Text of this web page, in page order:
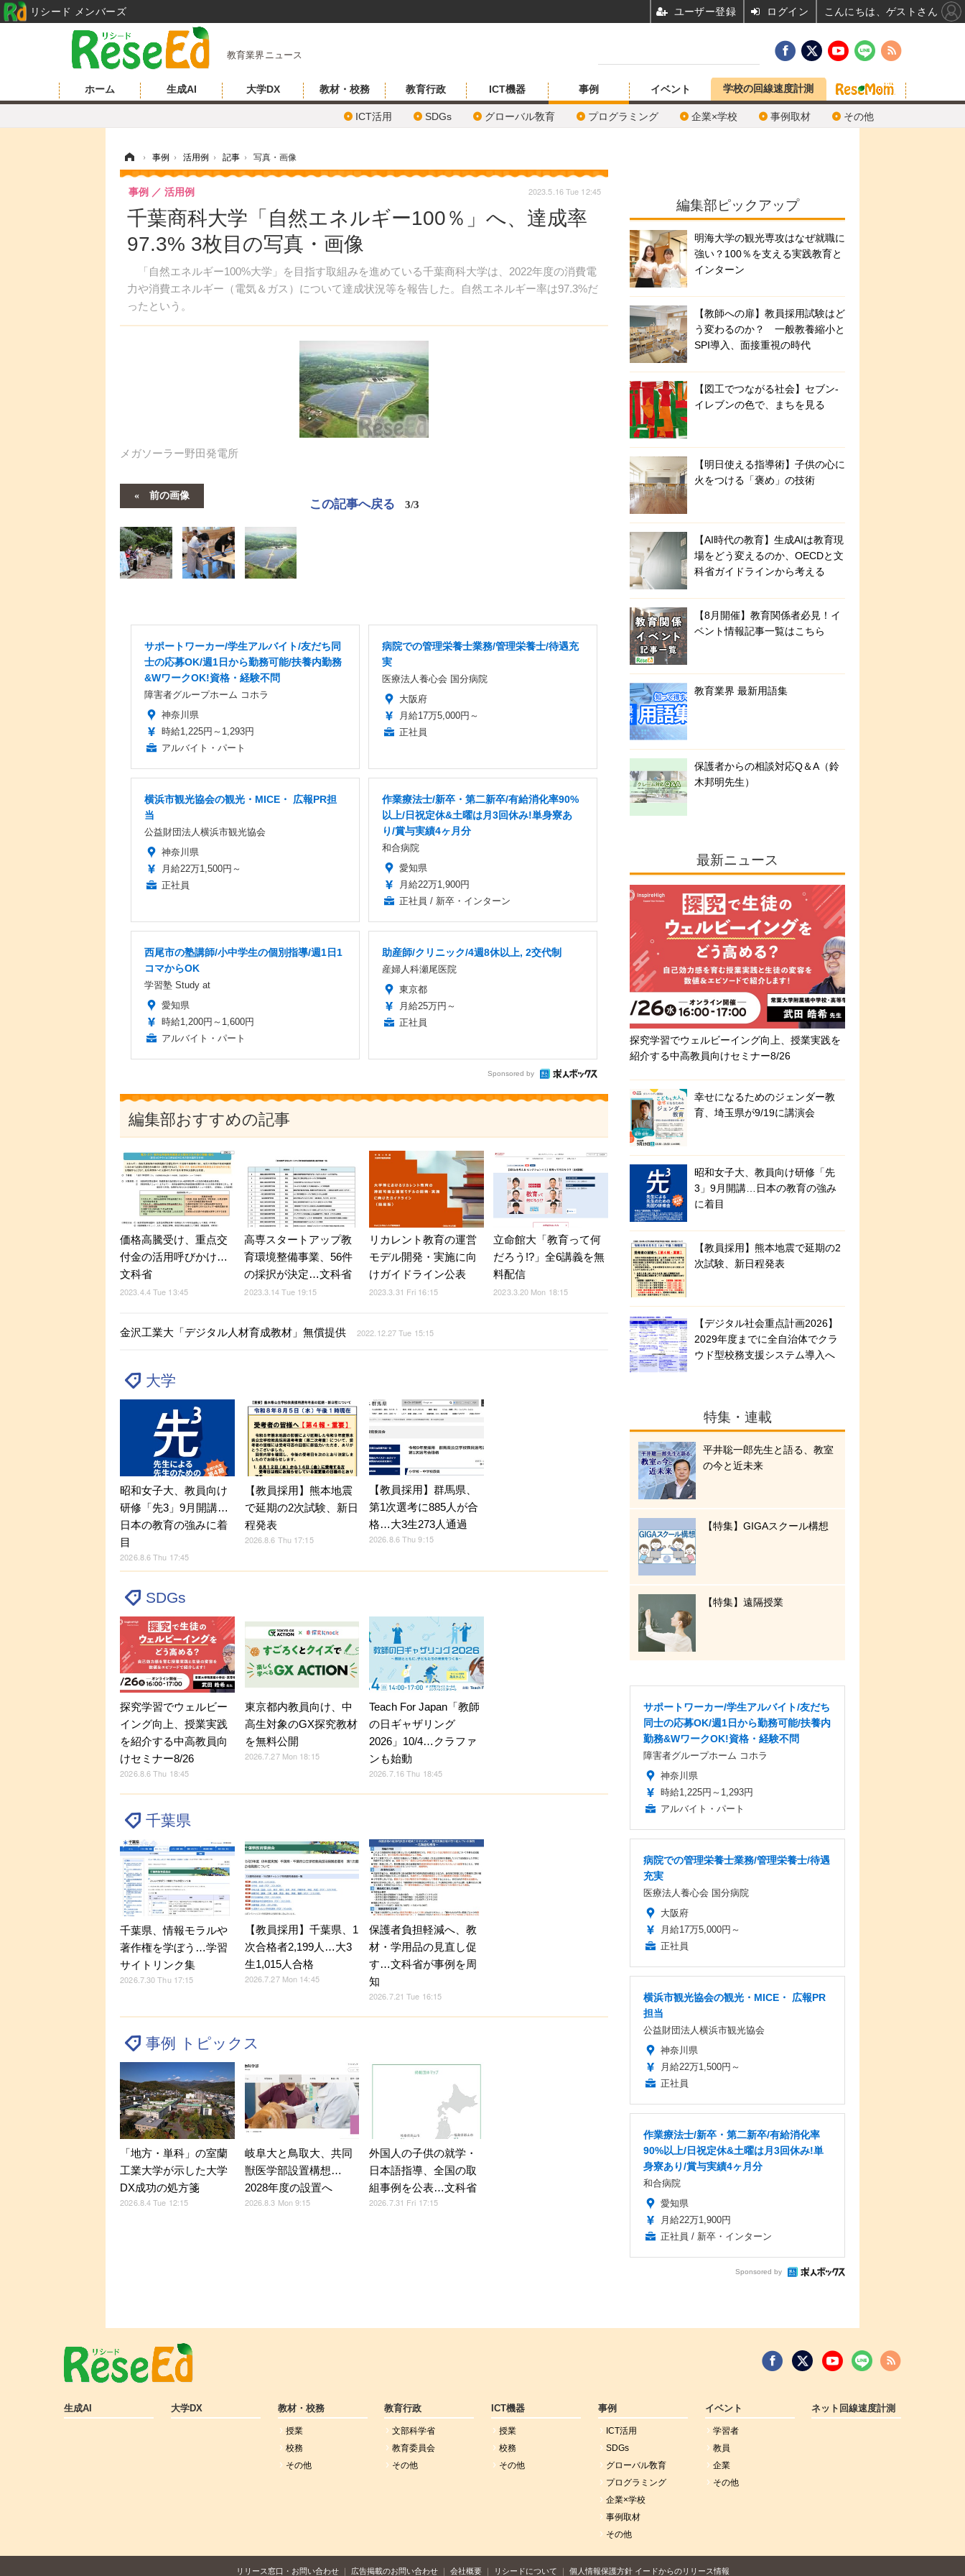
教育業界ニュース
ホーム 生成AI 大学DX 教材・校務 教育行政 ICT機器 事例
ICT活用 SDGs グローバル敎育 プログラミング 企業×学校 事例取材 その他
イベント 学校の回線速度計測
› 事例 › 活用例 › 記事 › 写真・画像
千葉商科大学「自然エネルギー100％」へ、達成率
97.3% 3枚目の写真・画像
「自然エネルギー100%大学」を目指す取組みを進めている千葉商科大学は、2022年度の消費電
力や消費エネルギー（電気＆ガス）について達成状況等を報告した。自然エネルギー率は97.3%だ
ったという。
事例 活用例 2023.5.16 Tue 12:45
メガソーラー野田発電所
前の画像
この記事へ戻る 3/3
サポートワーカー/学生アルバイト/友だち同
士の応募OK/週1日から勤務可能/扶養内勤務
&WワークOK!資格・経験不問
障害者グループホーム コホラ
神奈川県
時給1,225円～1,293円
アルバイト・パート
病院での管理栄養士業務/管理栄養士/待遇充
実
医療法人養心会 国分病院
大阪府
月給17万5,000円～
正社員
横浜市観光協会の観光・MICE・ 広報PR担
当
公益財団法人横浜市観光協会
神奈川県
月給22万1,500円～
正社員
作業療法士/新卒・第二新卒/有給消化率90%
以上/日祝定休&土曜は月3回休み!単身寮あ
り/賞与実績4ヶ月分
和合病院
愛知県
月給22万1,900円
正社員 / 新卒・インターン
西尾市の塾講師/小中学生の個別指導/週1日1
コマからOK
学習塾 Study at
愛知県
時給1,200円～1,600円
アルバイト・パート
助産師/クリニック/4週8休以上, 2交代制
産婦人科瀬尾医院
東京都
月給25万円～
正社員
Sponsored by
編集部おすすめの記事
価格高騰受け、重点交
付金の活用呼びかけ…
文科省
2023.4.4 Tue 13:45
高専スタートアップ教
育環境整備事業、56件
の採択が決定…文科省
2023.3.14 Tue 19:15
リカレント教育の運営
モデル開発・実施に向
けガイドライン公表
2023.3.31 Fri 16:15
立命館大「教育って何
だろう!?」全6講義を無
料配信
2023.3.20 Mon 18:15
金沢工業大「デジタル人材育成教材」無償提供 2022.12.27 Tue 15:15
大学
昭和女子大、教員向け
研修「先3」9月開講…
日本の教育の強みに着
目
2026.8.6 Thu 17:45
【教員採用】熊本地震
で延期の2次試験、新日
程発表
2026.8.6 Thu 17:15
【教員採用】群馬県、
第1次選考に885人が合
格…大3生273人通過
2026.8.6 Thu 9:15
SDGs
探究学習でウェルビー
イング向上、授業実践
を紹介する中高教員向
けセミナー8/26
2026.8.6 Thu 18:45
東京都内教員向け、中
高生対象のGX探究教材
を無料公開
2026.7.27 Mon 18:15
Teach For Japan「教師
の日ギャザリング
2026」10/4…クラファ
ンも始動
2026.7.16 Thu 18:45
千葉県
千葉県、情報モラルや
著作権を学ぼう…学習
サイトリンク集
2026.7.30 Thu 17:15
【教員採用】千葉県、1
次合格者2,199人…大3
生1,015人合格
2026.7.27 Mon 14:45
保護者負担軽減へ、教
材・学用品の見直し促
す…文科省が事例を周
知
2026.7.21 Tue 16:15
事例 トピックス
「地方・単科」の室蘭
工業大学が示した大学
DX成功の処方箋
2026.8.4 Tue 12:15
岐阜大と鳥取大、共同
獣医学部設置構想…
2028年度の設置へ
2026.8.3 Mon 9:15
外国人の子供の就学・
日本語指導、全国の取
組事例を公表…文科省
2026.7.31 Fri 17:15
編集部ピックアップ
明海大学の観光専攻はなぜ就職に
強い？100％を支える実践教育と
インターン
【教師への扉】教員採用試験はど
う変わるのか？ 一般教養縮小と
SPI導入、面接重視の時代
【図工でつながる社会】セブン‐
イレブンの色で、まちを見る
【明日使える指導術】子供の心に
火をつける「褒め」の技術
【AI時代の教育】生成AIは教育現
場をどう変えるのか、OECDと文
科省ガイドラインから考える
【8月開催】教育関係者必見！イ
ベント情報記事一覧はこちら
教育業界 最新用語集
保護者からの相談対応Q＆A（鈴
木邦明先生）
最新ニュース
探究学習でウェルビーイング向上、授業実践を
紹介する中高教員向けセミナー8/26
幸せになるためのジェンダー教
育、埼玉県が9/19に講演会
昭和女子大、教員向け研修「先
3」9月開講…日本の教育の強み
に着目
【教員採用】熊本地震で延期の2
次試験、新日程発表
【デジタル社会重点計画2026】
2029年度までに全自治体でクラ
ウド型校務支援システム導入へ
特集・連載
平井聡一郎先生と語る、教室
の今と近未来
【特集】GIGAスクール構想
【特集】遠隔授業
サポートワーカー/学生アルバイト/友だち
同士の応募OK/週1日から勤務可能/扶養内
勤務&WワークOK!資格・経験不問
障害者グループホーム コホラ
神奈川県
時給1,225円～1,293円
アルバイト・パート
病院での管理栄養士業務/管理栄養士/待遇
充実
医療法人養心会 国分病院
大阪府
月給17万5,000円～
正社員
横浜市観光協会の観光・MICE・ 広報PR
担当
公益財団法人横浜市観光協会
神奈川県
月給22万1,500円～
正社員
作業療法士/新卒・第二新卒/有給消化率
90%以上/日祝定休&土曜は月3回休み!単
身寮あり/賞与実績4ヶ月分
和合病院
愛知県
月給22万1,900円
正社員 / 新卒・インターン
Sponsored by
生成AI 大学DX 教材・校務
授業
校務
その他
教育行政
文部科学省
教育委員会
その他
ICT機器
授業
校務
その他
事例
ICT活用
SDGs
グローバル敎育
プログラミング
企業×学校
事例取材
その他
イベント
学習者
教員
企業
その他
ネット回線速度計測
リリース窓口・お問い合わせ 広告掲載のお問い合わせ 会社概要 リシードについて 個人情報保護方針 イードからのリリース情報
リシード メンバーズ ユーザー登録 ログイン こんにちは、ゲストさん